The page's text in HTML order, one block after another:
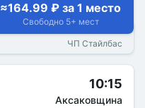
≈164.99 ₽ за 1 место
Свободно 5+ мест
ЧП Стайлбас
10:15
Аксаковщина